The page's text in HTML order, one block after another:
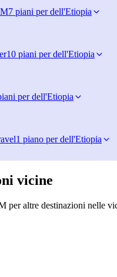
7 piani per dell'Etiopia
10 piani per dell'Etiopia
per dell'Etiopia
1 piano per dell'Etiopia
vicine
per altre destinazioni nelle